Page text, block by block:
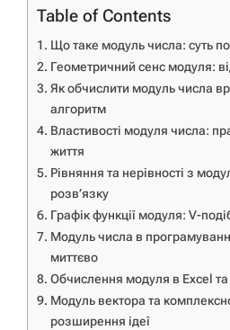
Table of Contents
Що таке модуль числа: суть
Геометричний сенс модуля:
Як обчислити модуль числа
алгоритм
Властивості модуля числа:
життя
Рівняння та нерівності з
розв’язку
Графік функції модуля: V-
Модуль числа в
миттєво
Обчислення модуля в Excel
Модуль вектора та
розширення ідеї